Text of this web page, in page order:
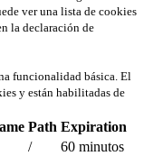
ver una lista de cookies
la declaración de
funcionalidad básica. El
y están habilitadas de
Path Expiration
/ 60 minutos